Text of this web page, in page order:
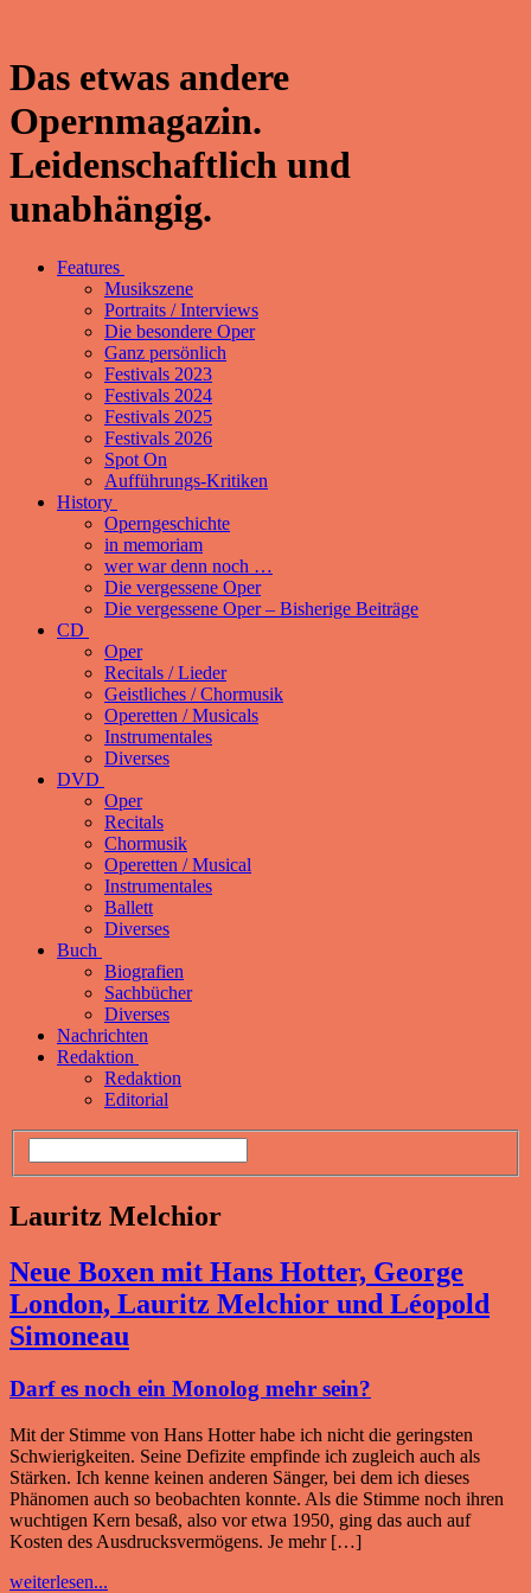
Das etwas andere
Opernmagazin.
Leidenschaftlich und
unabhängig.
Features
Musikszene
Portraits / Interviews
Die besondere Oper
Ganz persönlich
Festivals 2023
Festivals 2024
Festivals 2025
Festivals 2026
Spot On
Aufführungs-Kritiken
History
Operngeschichte
in memoriam
wer war denn noch …
Die vergessene Oper
Die vergessene Oper – Bisherige Beiträge
CD
Oper
Recitals / Lieder
Geistliches / Chormusik
Operetten / Musicals
Instrumentales
Diverses
DVD
Oper
Recitals
Chormusik
Operetten / Musical
Instrumentales
Ballett
Diverses
Buch
Biografien
Sachbücher
Diverses
Nachrichten
Redaktion
Redaktion
Editorial
Lauritz Melchior
Neue Boxen mit Hans Hotter, George
London, Lauritz Melchior und Léopold
Simoneau
Darf es noch ein Monolog mehr sein?
Mit der Stimme von Hans Hotter habe ich nicht die geringsten
Schwierigkeiten. Seine Defizite empfinde ich zugleich auch als
Stärken. Ich kenne keinen anderen Sänger, bei dem ich dieses
Phänomen auch so beobachten konnte. Als die Stimme noch ihren
wuchtigen Kern besaß, also vor etwa 1950, ging das auch auf
Kosten des Ausdrucksvermögens. Je mehr […]
weiterlesen...